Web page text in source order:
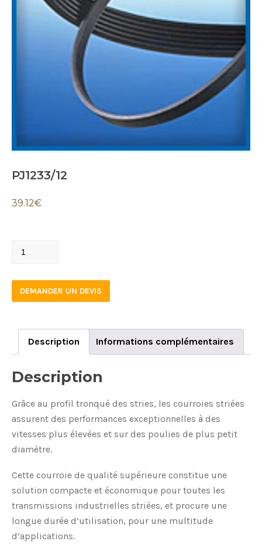
PJ1233/12
39.12€
PJ1233/12
DEMANDER UN DEVIS
Description Informations complémentaires
Description
Grâce au profil tronqué des stries, les courroies striées
assurent des performances exceptionnelles à des
vitesses plus élevées et sur des poulies de plus petit
diamètre.
Cette courroie de qualité supérieure constitue une
solution compacte et économique pour toutes les
transmissions industrielles striées, et procure une
longue durée d’utilisation, pour une multitude
d’applications.